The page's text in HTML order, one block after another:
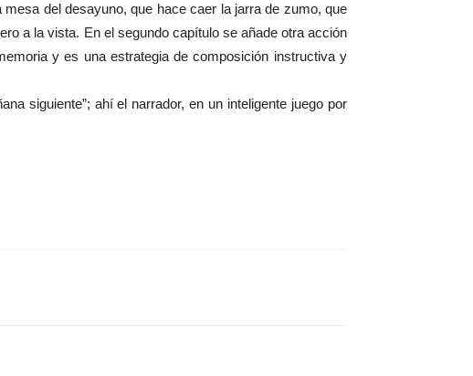
del desayuno, que hace caer la jarra de zumo, que
a la vista. En el segundo capítulo se añade otra acción
y es una estrategia de composición instructiva y
siguiente”; ahí el narrador, en un inteligente juego por